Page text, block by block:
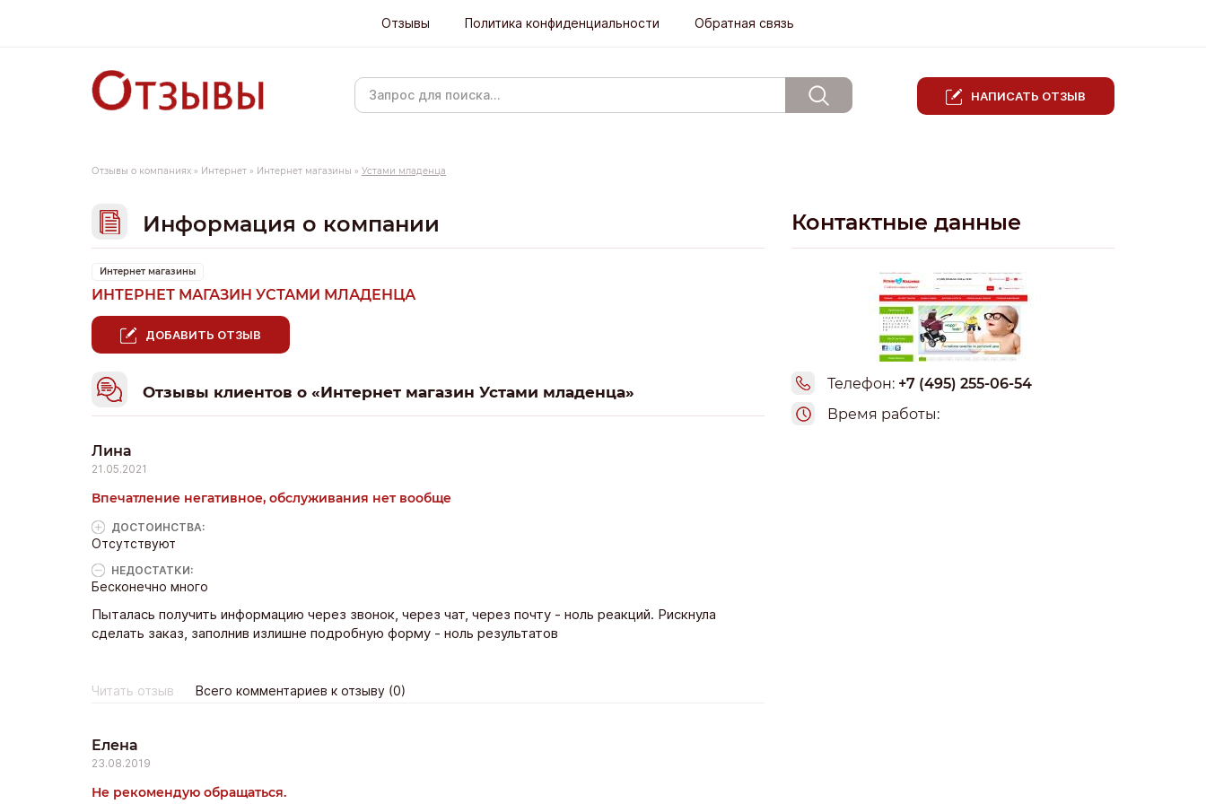
Отзывы Политика конфиденциальности Обратная связь
НАПИСАТЬ ОТЗЫВ
Отзывы о компаниях » Интернет » Интернет магазины » Устами младенца
Информация о компании
Интернет магазины
ИНТЕРНЕТ МАГАЗИН УСТАМИ МЛАДЕНЦА
ДОБАВИТЬ ОТЗЫВ
Отзывы клиентов о «Интернет магазин Устами младенца»
Лина
21.05.2021
Впечатление негативное, обслуживания нет вообще
ДОСТОИНCТВА:
Отсутствуют
НЕДОСТАТКИ:
Бесконечно много
Пыталась получить информацию через звонок, через чат, через почту - ноль реакций. Рискнула
сделать заказ, заполнив излишне подробную форму - ноль результатов
Читать отзыв Всего комментариев к отзыву (0)
Елена
23.08.2019
Не рекомендую обращаться.
Контактные данные
Телефон: +7 (495) 255-06-54
Время работы: